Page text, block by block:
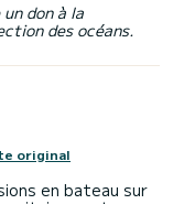
don à la
des océans.
original
en bateau sur